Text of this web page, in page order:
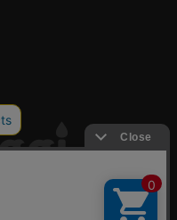
安委員会 第303311606477号